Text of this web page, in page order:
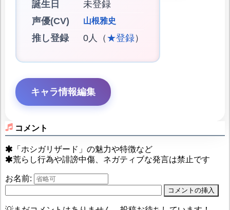
誕生日
未登録
声優(CV)
山根雅史
推し登録 0人（ ★登録）
キャラ情報編集
コメント
「ホシガリザード」の魅力や特徴など
荒らし行為や誹謗中傷、ネガティブな発言は禁止です
お名前: